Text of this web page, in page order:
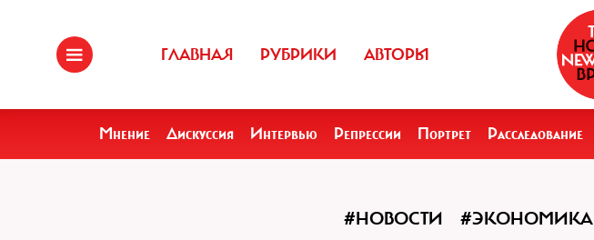
ГЛАВНАЯ РУБРИКИ АВТОРЫ
Мнение Дискуссия Интервью Репрессии Портрет Расследование
#НОВОСТИ #ЭКОНОМИКА